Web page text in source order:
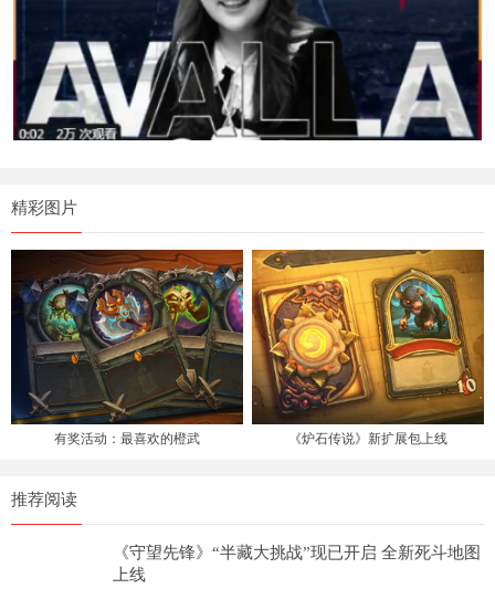
精彩图片
有奖活动：最喜欢的橙武 《炉石传说》新扩展包上线
推荐阅读
《守望先锋》“半藏大挑战”现已开启 全新死斗地图
上线